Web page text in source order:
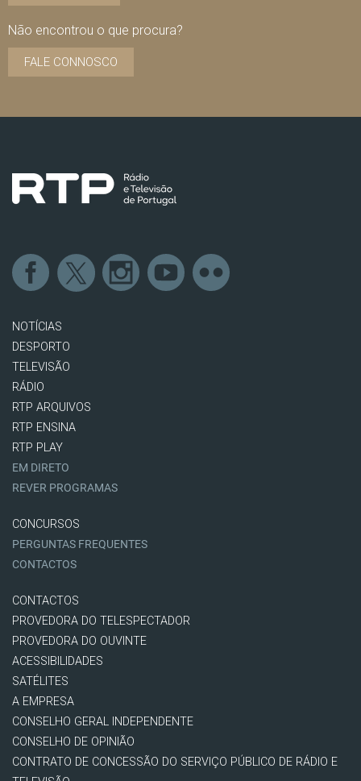
Não encontrou o que procura?
FALE CONNOSCO
NOTÍCIAS
DESPORTO
TELEVISÃO
RÁDIO
RTP ARQUIVOS
RTP ENSINA
RTP PLAY
EM DIRETO
REVER PROGRAMAS
CONCURSOS
PERGUNTAS FREQUENTES
CONTACTOS
CONTACTOS
PROVEDORA DO TELESPECTADOR
PROVEDORA DO OUVINTE
ACESSIBILIDADES
SATÉLITES
A EMPRESA
CONSELHO GERAL INDEPENDENTE
CONSELHO DE OPINIÃO
CONTRATO DE CONCESSÃO DO SERVIÇO PÚBLICO DE RÁDIO E